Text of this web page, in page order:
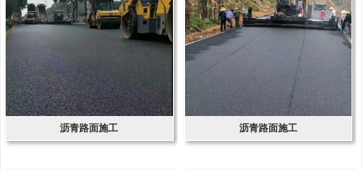
沥青路面施工 沥青路面施工